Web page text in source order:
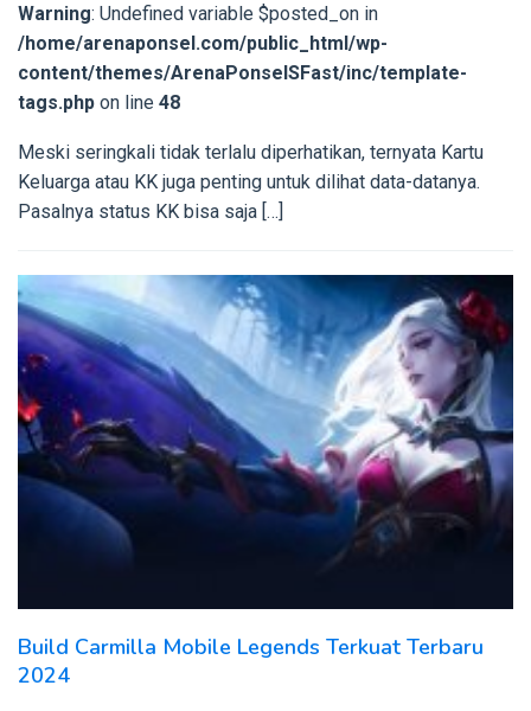
Warning: Undefined variable $posted_on in
/home/arenaponsel.com/public_html/wp-
content/themes/ArenaPonselSFast/inc/template-
tags.php on line 48
Meski seringkali tidak terlalu diperhatikan, ternyata Kartu
Keluarga atau KK juga penting untuk dilihat data-datanya.
Pasalnya status KK bisa saja […]
Build Carmilla Mobile Legends Terkuat Terbaru
2024